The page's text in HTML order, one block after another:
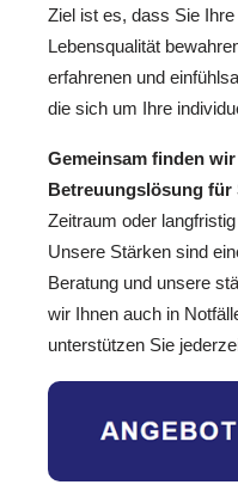
Ziel ist es, dass Sie
Lebensqualität
erfahrenen und
die sich um Ihre
Gemeinsam finden
Betreuungslösung für
Zeitraum oder
Unsere Stärken sind
Beratung und unsere
wir Ihnen auch in
unterstützen Sie